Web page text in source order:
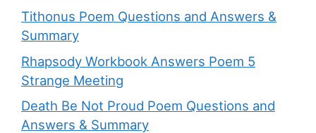
Tithonus Poem Questions and Answers &
Summary
Rhapsody Workbook Answers Poem 5
Strange Meeting
Death Be Not Proud Poem Questions and
Answers & Summary